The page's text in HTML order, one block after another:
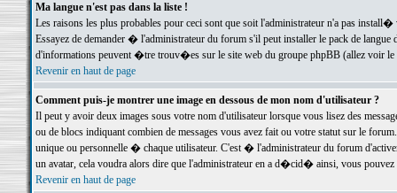
Ma langue n'est pas dans la liste !
Les raisons les plus probables pour ceci sont que soit l'administrateur n'a pas
Essayez de demander � l'administrateur du forum s'il peut installer le pack de
d'informations peuvent �tre trouv�es sur le site web du groupe phpBB (allez voir le
Revenir en haut de page
Comment puis-je montrer une image en dessous de mon nom d'utilisateur ?
Il peut y avoir deux images sous votre nom d'utilisateur lorsque vous lisez des
ou de blocs indiquant combien de messages vous avez fait ou votre statut sur le
unique ou personnelle � chaque utilisateur. C'est � l'administrateur du forum
un avatar, cela voudra alors dire que l'administrateur en a d�cid� ainsi, vous
Revenir en haut de page